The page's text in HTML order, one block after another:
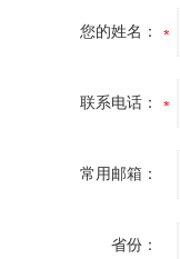
您的姓名：
联系电话：
常用邮箱：
省份：